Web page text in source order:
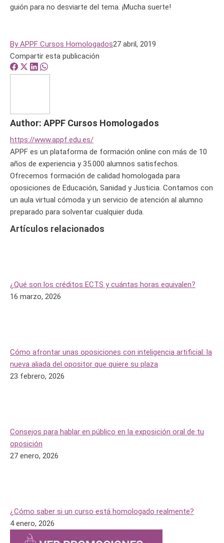
guión para no desviarte del tema. ¡Mucha suerte!
ByAPPF Cursos Homologados27 abril, 2019
Compartir esta publicación
ShareShareShareShare
Author: APPF Cursos Homologados
https://www.appf.edu.es/
APPF es un plataforma de formación online con más de 10
años de experiencia y 35.000 alumnos satisfechos.
Ofrecemos formación de calidad homologada para
oposiciones de Educación, Sanidad y Justicia. Contamos con
un aula virtual cómoda y un servicio de atención al alumno
preparado para solventar cualquier duda.
Artículos relacionados
¿Qué son los créditos ECTS y cuántas horas equivalen?
16 marzo, 2026
Cómo afrontar unas oposiciones con inteligencia artificial: la
nueva aliada del opositor que quiere su plaza
23 febrero, 2026
Consejos para hablar en público en la exposición oral de tu
oposición
27 enero, 2026
¿Cómo saber si un curso está homologado realmente?
4 enero, 2026